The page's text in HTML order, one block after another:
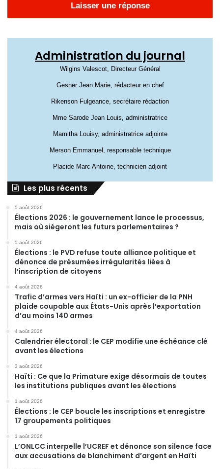
Laisser une réponse
Administration du journal
Wilgins Valescot, Directeur Général
Gesner Jean Marie, rédacteur en chef
Rikenson Fulgeance, secrétaire rédaction
Mme Sarode Jean Louis, administratrice
Mamitha Louisy, administratrice adjointe
Merson Emmanuel, responsable technique
Placide Marc Antoine, technicien adjoint
Les plus récents
5 août 2026
Élections 2026 : le gouvernement lance le processus,
mais où siégeront les futurs parlementaires ?
5 août 2026
Élections : le PVD refuse toute alliance politique et
dénonce de présumées irrégularités liées à
l’inscription de citoyens
4 août 2026
Trafic d’armes vers Haïti : un ex-officier de la PNH
plaide coupable aux États-Unis après l’exportation
d’au moins 140 armes
4 août 2026
Calendrier électoral : le CEP modifie une échéance clé
avant les élections
3 août 2026
Haïti : Ce que la Primature exige désormais de toutes
les institutions publiques avant les élections
1 août 2026
Élections : le CEP boucle les inscriptions et enregistre
17 groupements politiques
1 août 2026
L’ONLCC interpelle l’UCREF et dénonce son silence face
aux accusations de blanchiment d’argent en Haïti